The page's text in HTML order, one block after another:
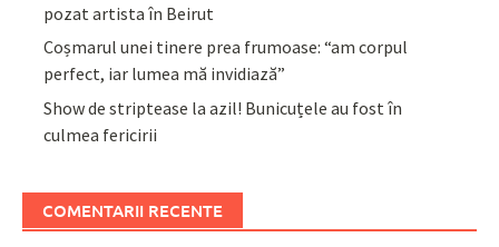
pozat artista în Beirut
Coșmarul unei tinere prea frumoase: “am corpul
perfect, iar lumea mă invidiază”
Show de striptease la azil! Bunicuțele au fost în
culmea fericirii
COMENTARII RECENTE